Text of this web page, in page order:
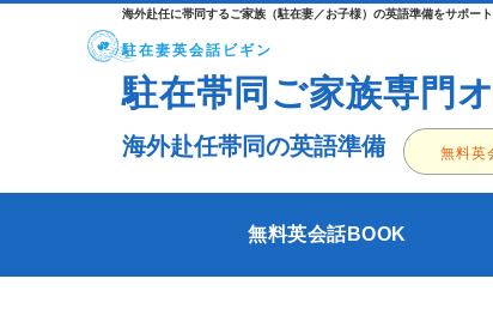
海外赴任に帯同するご家族（駐在妻／お子様）の英語準備をサポー
駐在妻英会話ビギン
駐在帯同ご家族専門
海外赴任帯同の英語準備 無料英
無料英会話BOOK